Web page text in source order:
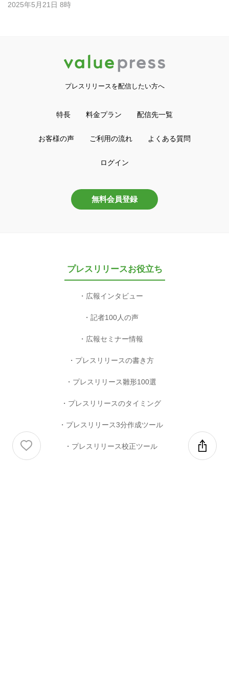
2025年5月21日 8時
プレスリリースを配信したい方へ
特長 料金プラン 配信先一覧
お客様の声 ご利用の流れ よくある質問
ログイン
無料会員登録
プレスリリースお役立ち
広報インタビュー
記者100人の声
広報セミナー情報
プレスリリースの書き方
プレスリリース雛形100選
プレスリリースのタイミング
プレスリリース3分作成ツール
プレスリリース校正ツール